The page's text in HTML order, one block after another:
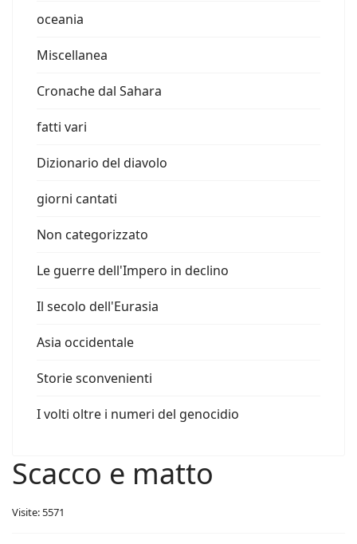
oceania
Miscellanea
Cronache dal Sahara
fatti vari
Dizionario del diavolo
giorni cantati
Non categorizzato
Le guerre dell'Impero in declino
Il secolo dell'Eurasia
Asia occidentale
Storie sconvenienti
I volti oltre i numeri del genocidio
Scacco e matto
Visite: 5571